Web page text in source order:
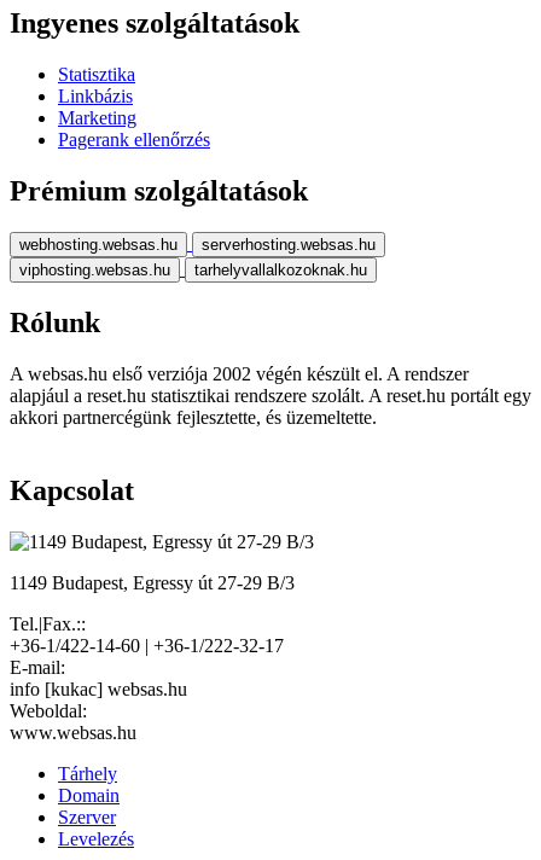
Ingyenes szolgáltatások
Statisztika
Linkbázis
Marketing
Pagerank ellenőrzés
Prémium szolgáltatások
webhosting.websas.hu
serverhosting.websas.hu
viphosting.websas.hu
tarhelyvallalkozoknak.hu
Rólunk
A websas.hu első verziója 2002 végén készült el. A rendszer
alapjául a reset.hu statisztikai rendszere szolált. A reset.hu portált egy
akkori partnercégünk fejlesztette, és üzemeltette.
Kapcsolat
1149 Budapest, Egressy út 27-29 B/3
Tel.|Fax.::
+36-1/422-14-60 | +36-1/222-32-17
E-mail:
info [kukac] websas.hu
Weboldal:
www.websas.hu
Tárhely
Domain
Szerver
Levelezés